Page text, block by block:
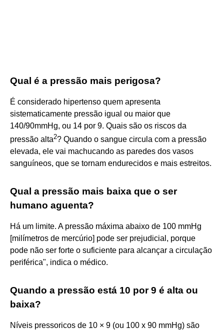
Qual é a pressão mais perigosa?
É considerado hipertenso quem apresenta
sistematicamente pressão igual ou maior que
140/90mmHg, ou 14 por 9. Quais são os riscos da
pressão alta2? Quando o sangue circula com a pressão
elevada, ele vai machucando as paredes dos vasos
sanguíneos, que se tornam endurecidos e mais estreitos.
Qual a pressão mais baixa que o ser
humano aguenta?
Há um limite. A pressão máxima abaixo de 100 mmHg
[milímetros de mercúrio] pode ser prejudicial, porque
pode não ser forte o suficiente para alcançar a circulação
periférica", indica o médico.
Quando a pressão está 10 por 9 é alta ou
baixa?
Níveis pressoricos de 10 × 9 (ou 100 x 90 mmHg) são